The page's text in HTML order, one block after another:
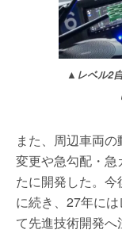
▲レベル2
また、周辺車両
変更や急勾配・
たに開発した。
に続き、27年に
て先進技術開発へ